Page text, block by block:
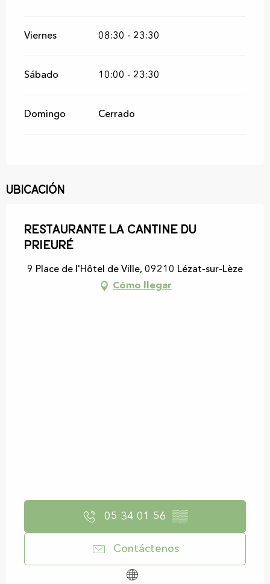
Viernes 08:30 - 23:30
Sábado 10:00 - 23:30
Domingo Cerrado
Ubicación
Restaurante La Cantine du
Prieuré
9 Place de l'Hôtel de Ville, 09210 Lézat-sur-Lèze
Cómo llegar
05 34 01 56 ▒▒
Contáctenos